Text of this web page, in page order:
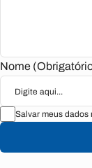
Nome
Salvar meus dados